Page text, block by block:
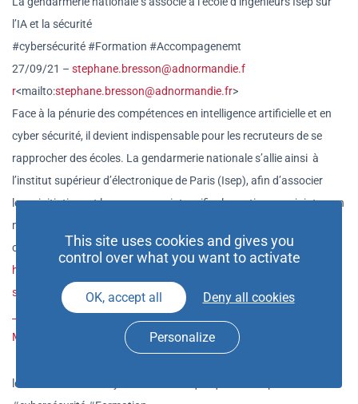
l’IA et la sécurité
#cybersécurité #Formation #Accompagenemt
27/09/21 – stephane.bresson@adnormandie.f
r<mailto:stephane.bresson@adnormandie.fr>
Face à la pénurie des compétences en intelligence artificielle et en
cyber sécurité, il devient indispensable pour les recruteurs de se
rapprocher des écoles. La gendarmerie nationale s’allie ainsi à
l’institut supérieur d’électronique de Paris (Isep), afin d’associer
leurs initiatives et leurs moyens, intensifier les actions conjointes, en
matière d’enseignement, de recherche et d’innovation en ce qui
concerne l’intelligence artificielle et la sécurité.
https://www.larevuedudigital.c
om/la-gendarmerie-nationale-sa
ssocie-a-lecole-dingenieurs-isep-sur-lia-et-la-securite/?utm
_medium=email&utm_content=bMBC
M3OJXWeQSh7GrwALwY
osCO8uj7ekIl56coWsKEGBUW9iNoX_
le vocabulaire de la cybersécurité en quelques concepts
This site uses cookies and gives you
control over what you want to activate
OK, accept all Deny all cookies
Personalize